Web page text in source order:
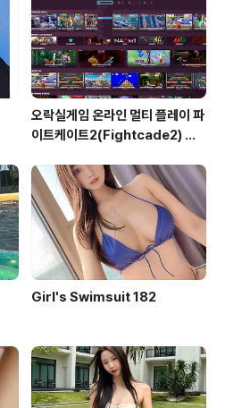
오락실게임 온라인 멀티 플레이 파
이트케이트2(Fightcade2) 설
Girl's Swimsuit 182